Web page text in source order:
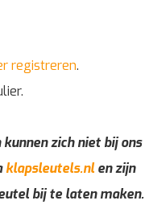
registreren.
zich niet bij ons
klapsleutels.nlen zijn
bij te laten maken.